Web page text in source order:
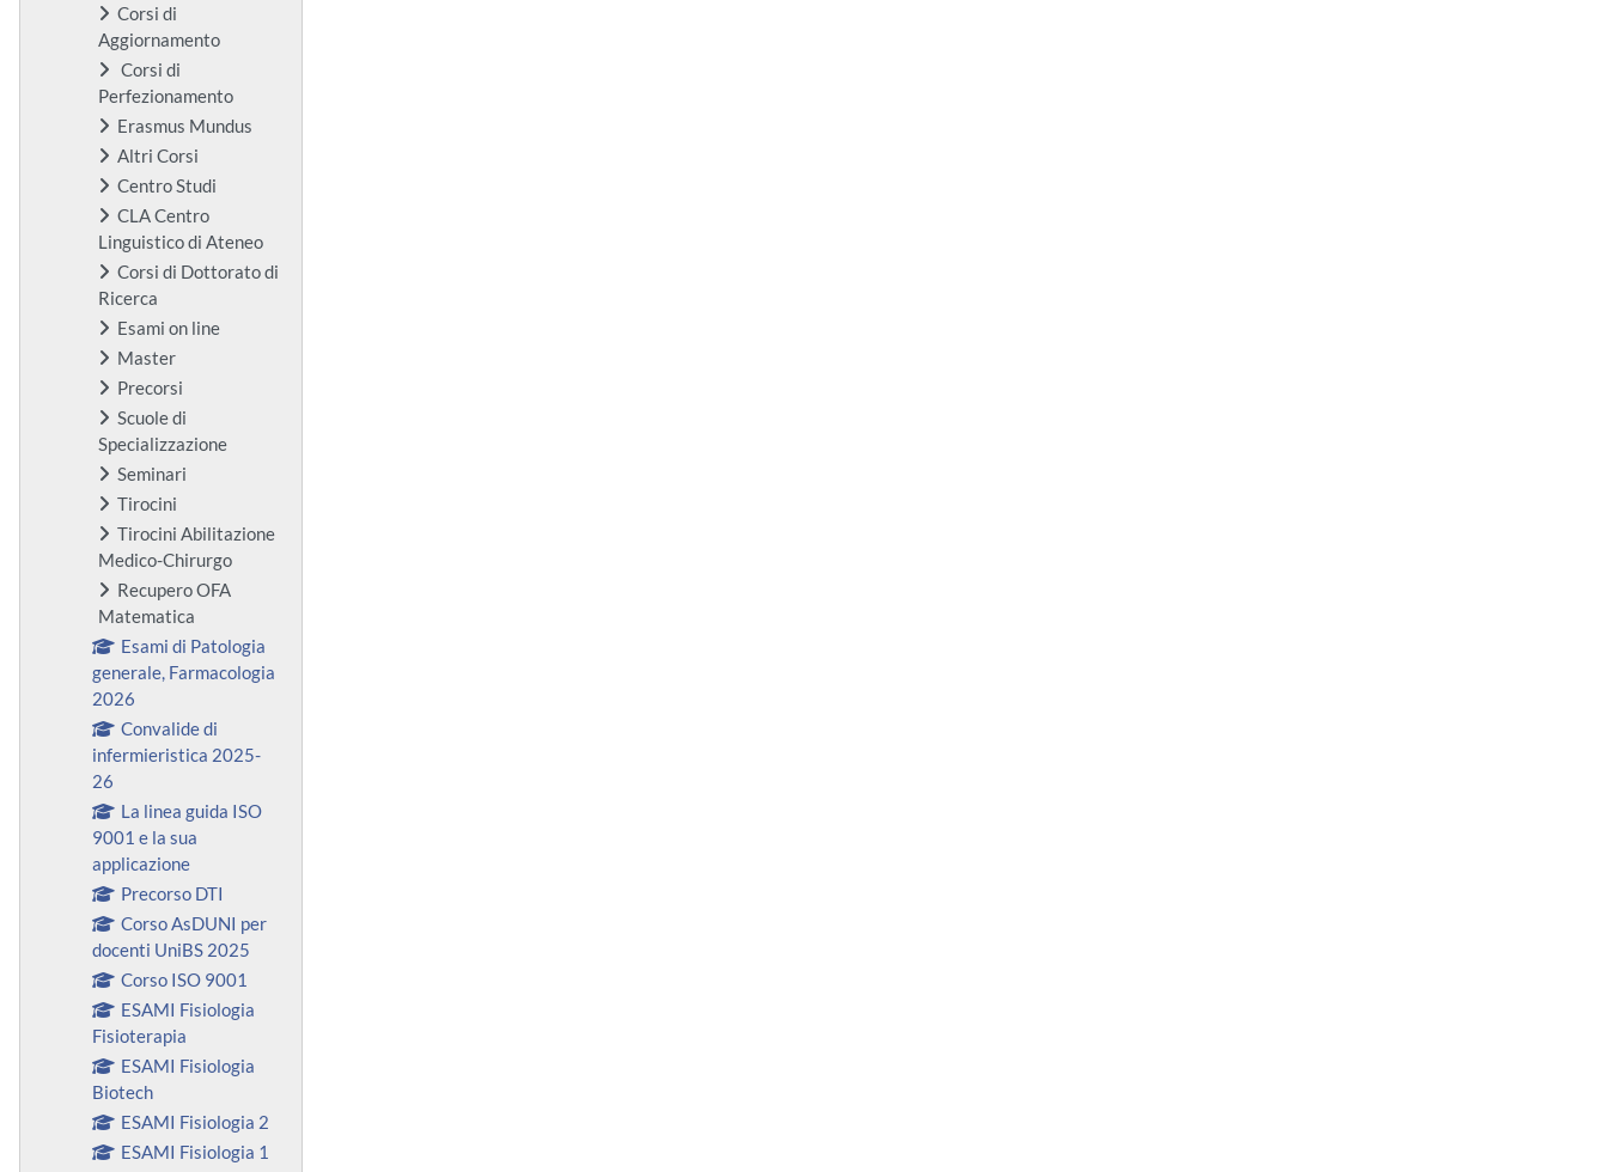
Corsi di
Aggiornamento
Corsi di
Perfezionamento
Erasmus Mundus
Altri Corsi
Centro Studi
CLA Centro
Linguistico di Ateneo
Corsi di Dottorato di
Ricerca
Esami on line
Master
Precorsi
Scuole di
Specializzazione
Seminari
Tirocini
Tirocini Abilitazione
Medico-Chirurgo
Recupero OFA
Matematica
Esami di Patologia
generale, Farmacologia
2026
Convalide di
infermieristica 2025-
26
La linea guida ISO
9001 e la sua
applicazione
Precorso DTI
Corso AsDUNI per
docenti UniBS 2025
Corso ISO 9001
ESAMI Fisiologia
Fisioterapia
ESAMI Fisiologia
Biotech
ESAMI Fisiologia 2
ESAMI Fisiologia 1